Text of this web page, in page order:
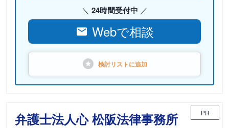
24時間受付中
Webで相談
検討リストに追加
弁護士法人心 松阪法律事務所 PR